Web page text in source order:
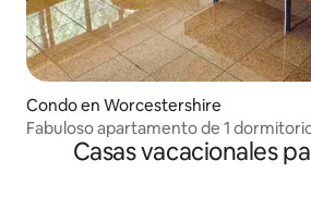
Condo en Worcestershire
Fabuloso apartamento de 1
aparcamiento y jardín
Casas vacacionales